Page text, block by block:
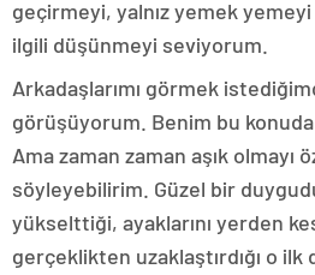
geçirmeyi, yalnız yemek
ilgili düşünmeyi seviyorum.
Arkadaşlarımı görmek
görüşüyorum. Benim bu
Ama zaman zaman aşık olmayı
söyleyebilirim. Güzel bir
yükselttiği, ayaklarını yerden
gerçeklikten uzaklaştırdığı o